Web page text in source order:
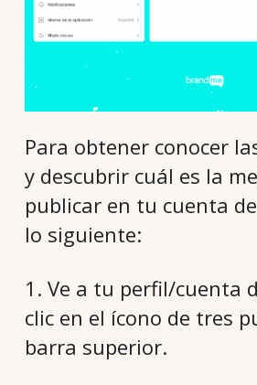
Para obtener conocer
y descubrir cuál es la
publicar en tu cuenta
lo siguiente:
1. Ve a tu perfil/cuenta
clic en el ícono de tres
barra superior.